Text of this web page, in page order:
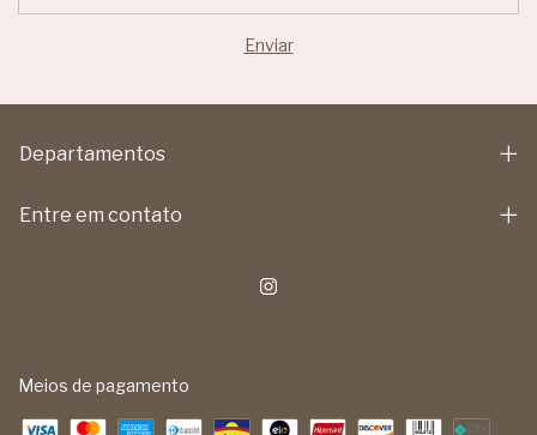
Departamentos
Entre em contato
Meios de pagamento